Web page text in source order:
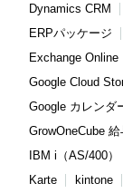
Dynamics CRM
ERPパッケージ
Exchange Online
Google Cloud
Google カレンダ
GrowOneCube 給
IBM i（AS/400）
Karte
kintone